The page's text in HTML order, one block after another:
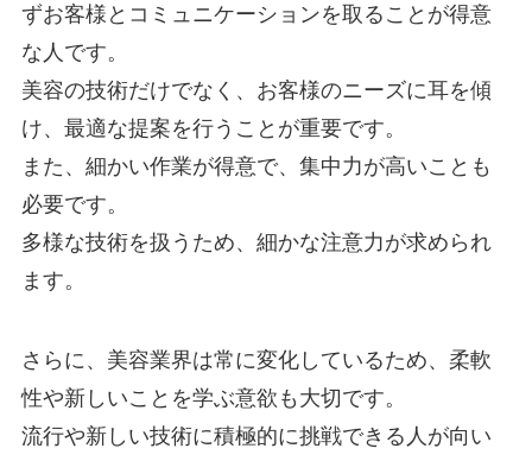
ずお客様とコミュニケーションを取ることが得意
な人です。
美容の技術だけでなく、お客様のニーズに耳を傾
け、最適な提案を行うことが重要です。
また、細かい作業が得意で、集中力が高いことも
必要です。
多様な技術を扱うため、細かな注意力が求められ
ます。
さらに、美容業界は常に変化しているため、柔軟
性や新しいことを学ぶ意欲も大切です。
流行や新しい技術に積極的に挑戦できる人が向い